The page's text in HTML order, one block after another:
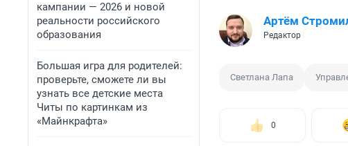
кампании — 2026 и новой
реальности российского
образования
Большая игра для родителей:
проверьте, сможете ли вы
узнать все детские места
Читы по картинкам из
«Майнкрафта»
Артём
Редактор
Светлана Лапа
0